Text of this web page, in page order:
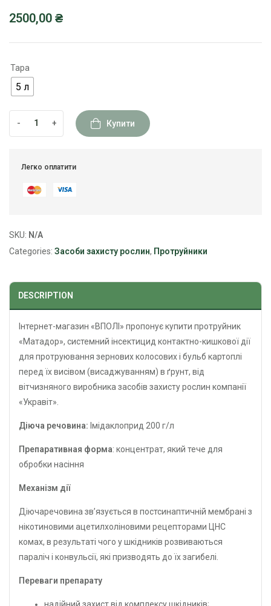
2500,00 ₴
Тара
5 л
- + Купити
Легко оплатити
SKU: N/A
Categories: Засоби захисту рослин, Протруйники
DESCRIPTION
Інтернет-магазин «ВПОЛІ» пропонує купити протруйник
«Матадор», системний інсектицид контактно-кишкової дії
для протруювання зернових колосових і бульб картоплі
перед їх висівом (висаджуванням) в ґрунт, від
вітчизняного виробника засобів захисту рослин компанії
«Укравіт».
Діюча речовина: Імідаклоприд 200 г/л
Препаративная форма: концентрат, який тече для
обробки насіння
Механізм дії
Діючаречовина зв’язується в постсинаптичній мембрані з
нікотиновими ацетилхоліновими рецепторами ЦНС
комах, в результаті чого у шкідників розвиваються
параліч і конвульсії, які призводять до їх загибелі.
Переваги препарату